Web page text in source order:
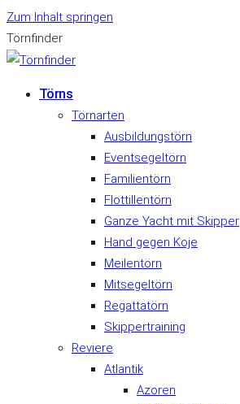
Zum Inhalt springen
Törnfinder
Törns
Törnarten
Ausbildungstörn
Eventsegeltörn
Familientörn
Flottillentörn
Ganze Yacht mit Skipper
Hand gegen Koje
Meilentörn
Mitsegeltörn
Regattatörn
Skippertraining
Reviere
Atlantik
Azoren